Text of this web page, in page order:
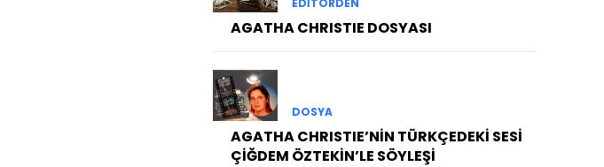
AGATHA CHRISTIE DOSYASI
DOSYA
AGATHA CHRISTIE’NİN TÜRKÇEDEKİ SESİ
ÇİĞDEM ÖZTEKİN’LE SÖYLEŞİ